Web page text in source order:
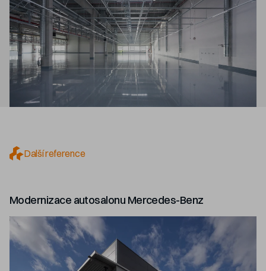
Další reference
Modernizace autosalonu Mercedes-Benz